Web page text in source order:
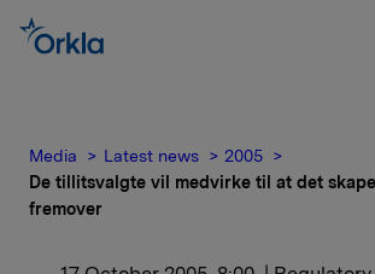
Media Latest news
2005
De tillitsvalgte vil medvirke til at det
fremover